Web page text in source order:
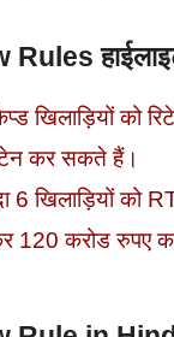
खिलाड़ियों को
कर सकते हैं।
6 खिलाड़ियों को
करोड रुपए कर